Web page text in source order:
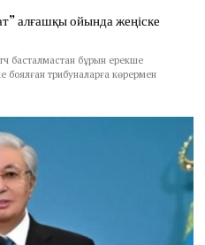
алғашқы ойында жеңіске
басталмастан бұрын ерекше
трибуналарға көрермен